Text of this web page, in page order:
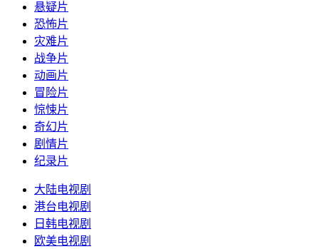
悬疑片
恐怖片
灾难片
战争片
动画片
冒险片
惊悚片
奇幻片
剧情片
纪录片
大陆电视剧
港台电视剧
日韩电视剧
欧美电视剧